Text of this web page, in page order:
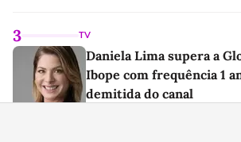
3 TV
Daniela Lima supera a
Ibope com frequência 1
demitida do canal